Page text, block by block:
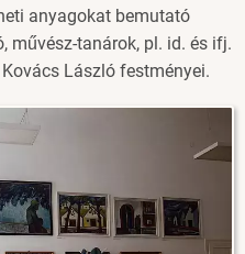
anyagokat bemutató
művész-tanárok, pl. id. és ifj.
László festményei.